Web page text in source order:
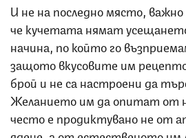
И не на последно място,
че кучетата нямат усещането
начина, по който го
защото вкусовите им
брой и не са настроени да
Желанието им да опитат от
често е продиктувано не от